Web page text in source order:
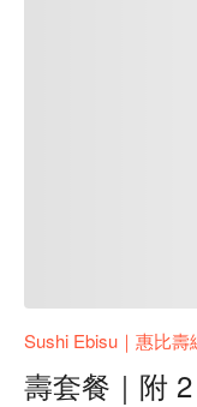
Sushi Ebisu｜惠比壽
壽套餐｜附